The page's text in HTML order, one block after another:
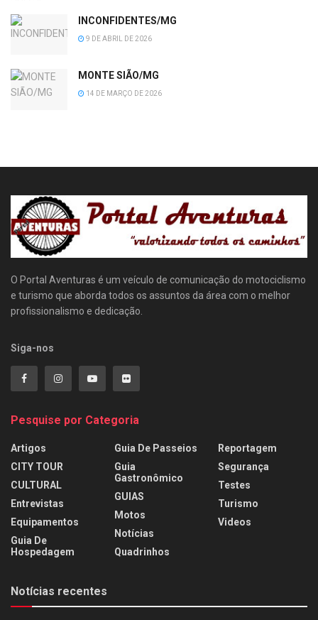
INCONFIDENTES/MG
9 DE ABRIL DE 2026
MONTE SIÃO/MG
14 DE MARÇO DE 2026
O Portal Aventuras é um veículo de comunicação do motociclismo
e turismo que aborda todos os assuntos da área com o melhor
profissionalismo e dedicação.
Siga-nos
Pesquise por Categoria
Artigos
CITY TOUR
CULTURAL
Entrevistas
Equipamentos
Guia De
Hospedagem
Guia De Passeios
Guia
Gastronômico
GUIAS
Motos
Notícias
Quadrinhos
Reportagem
Segurança
Testes
Turismo
Videos
Notícias recentes